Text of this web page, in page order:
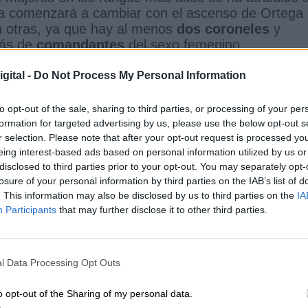
- Do Not Process My Personal Information
opt-out of the sale, sharing to third parties, or processing of your
for targeted advertising by us, please use the below opt-out
selection. Please note that after your opt-out request is processed
interest-based ads based on personal information utilized by us
to third parties prior to your opt-out. You may separately
of your personal information by third parties on the IAB’s list of
This information may also be disclosed by us to third parties on the
Participants that may further disclose it to other third parties.
Data Processing Opt Outs
opt-out of the Sharing of my personal data.
comenzará a cambiar con el ascenso de Ortega
otras, ya que hay al menos dos coroneles y
decomandantesdel sexo femenino.
la mujer en las Fuerzas Armadas, Ortega
. ¿Hay alguna sombra? Obvio. Somos el
hay cabestros, como en todas partes.
para que determinadas cosas no pasen y,
militar Mujer
RELACIONADAS